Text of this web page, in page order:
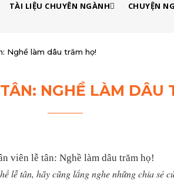
TÀI LIỆU CHUYÊN NGÀNH CHUYỆN
Nghề làm dâu trăm họ!
NGHỀ LÀM DÂU
lễ tân, hãy cũng lắng nghe những chia sẻ